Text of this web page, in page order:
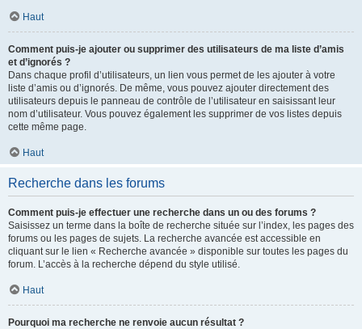
Haut
Comment puis-je ajouter ou supprimer des utilisateurs de ma liste d’amis
et d’ignorés ?
Dans chaque profil d’utilisateurs, un lien vous permet de les ajouter à votre
liste d’amis ou d’ignorés. De même, vous pouvez ajouter directement des
utilisateurs depuis le panneau de contrôle de l’utilisateur en saisissant leur
nom d’utilisateur. Vous pouvez également les supprimer de vos listes depuis
cette même page.
Haut
Recherche dans les forums
Comment puis-je effectuer une recherche dans un ou des forums ?
Saisissez un terme dans la boîte de recherche située sur l’index, les pages des
forums ou les pages de sujets. La recherche avancée est accessible en
cliquant sur le lien « Recherche avancée » disponible sur toutes les pages du
forum. L’accès à la recherche dépend du style utilisé.
Haut
Pourquoi ma recherche ne renvoie aucun résultat ?